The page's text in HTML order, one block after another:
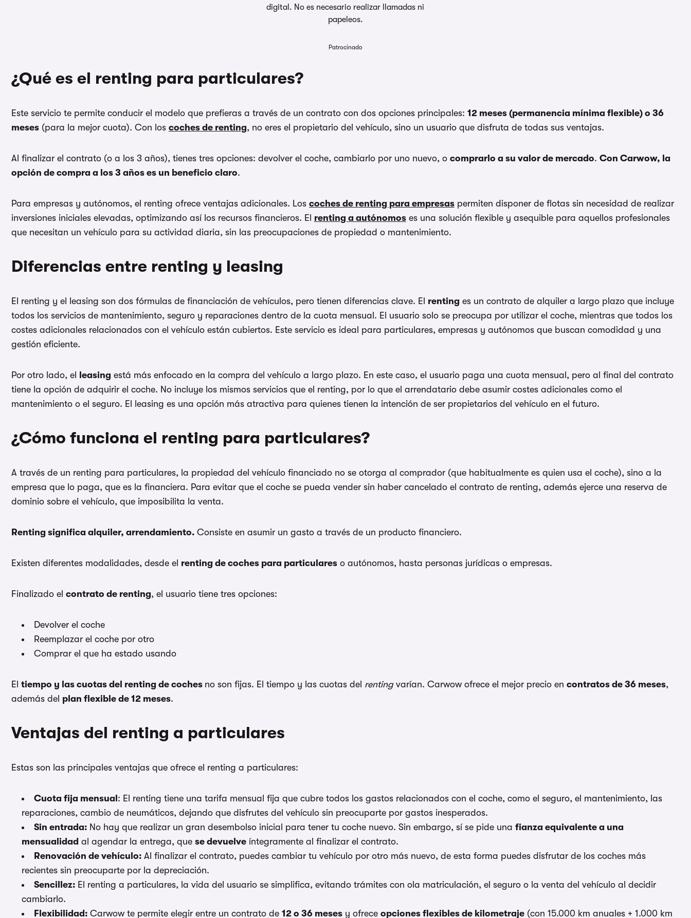
digital. No es necesario realizar llamadas ni
papeleos.
Patrocinado
¿Qué es el renting para particulares?
Este servicio te permite conducir el modelo que prefieras a través de un contrato con dos opciones principales: 12 meses (permanencia mínima flexible) o 36
meses (para la mejor cuota). Con los coches de renting, no eres el propietario del vehículo, sino un usuario que disfruta de todas sus ventajas.
Al finalizar el contrato (o a los 3 años), tienes tres opciones: devolver el coche, cambiarlo por uno nuevo, o comprarlo a su valor de mercado. Con Carwow, la
opción de compra a los 3 años es un beneficio claro.
Para empresas y autónomos, el renting ofrece ventajas adicionales. Los coches de renting para empresas permiten disponer de flotas sin necesidad de realizar
inversiones iniciales elevadas, optimizando así los recursos financieros. El renting a autónomos es una solución flexible y asequible para aquellos profesionales
que necesitan un vehículo para su actividad diaria, sin las preocupaciones de propiedad o mantenimiento.
Diferencias entre renting y leasing
El renting y el leasing son dos fórmulas de financiación de vehículos, pero tienen diferencias clave. El renting es un contrato de alquiler a largo plazo que incluye
todos los servicios de mantenimiento, seguro y reparaciones dentro de la cuota mensual. El usuario solo se preocupa por utilizar el coche, mientras que todos los
costes adicionales relacionados con el vehículo están cubiertos. Este servicio es ideal para particulares, empresas y autónomos que buscan comodidad y una
gestión eficiente.
Por otro lado, el leasing está más enfocado en la compra del vehículo a largo plazo. En este caso, el usuario paga una cuota mensual, pero al final del contrato
tiene la opción de adquirir el coche. No incluye los mismos servicios que el renting, por lo que el arrendatario debe asumir costes adicionales como el
mantenimiento o el seguro. El leasing es una opción más atractiva para quienes tienen la intención de ser propietarios del vehículo en el futuro.
¿Cómo funciona el renting para particulares?
A través de un renting para particulares, la propiedad del vehículo financiado no se otorga al comprador (que habitualmente es quien usa el coche), sino a la
empresa que lo paga, que es la financiera. Para evitar que el coche se pueda vender sin haber cancelado el contrato de renting, además ejerce una reserva de
dominio sobre el vehículo, que imposibilita la venta.
Renting significa alquiler, arrendamiento. Consiste en asumir un gasto a través de un producto financiero.
Existen diferentes modalidades, desde el renting de coches para particulares o autónomos, hasta personas jurídicas o empresas.
Finalizado el contrato de renting, el usuario tiene tres opciones:
Devolver el coche
Reemplazar el coche por otro
Comprar el que ha estado usando
El tiempo y las cuotas del renting de coches no son fijas. El tiempo y las cuotas del rentingvarían. Carwow ofrece el mejor precio en contratos de 36 meses,
además del plan flexible de 12 meses.
Ventajas del renting a particulares
Estas son las principales ventajas que ofrece el renting a particulares:
Cuota fija mensual : El renting tiene una tarifa mensual fija que cubre todos los gastos relacionados con el coche, como el seguro, el mantenimiento, las
reparaciones, cambio de neumáticos, dejando que disfrutes del vehículo sin preocuparte por gastos inesperados.
Sin entrada: No hay que realizar un gran desembolso inicial para tener tu coche nuevo. Sin embargo, sí se pide una fianza equivalente a una
mensualidad al agendar la entrega, que se devuelve íntegramente al finalizar el contrato.
Renovación de vehículo: Al finalizar el contrato, puedes cambiar tu vehículo por otro más nuevo, de esta forma puedes disfrutar de los coches más
recientes sin preocuparte por la depreciación.
Sencillez: El renting a particulares, la vida del usuario se simplifica, evitando trámites con ola matriculación, el seguro o la venta del vehículo al decidir
cambiarlo.
Flexibilidad: Carwow te permite elegir entre un contrato de 12 o 36 meses y ofrece opciones flexibles de kilometraje (con 15.000 km anuales + 1.000 km